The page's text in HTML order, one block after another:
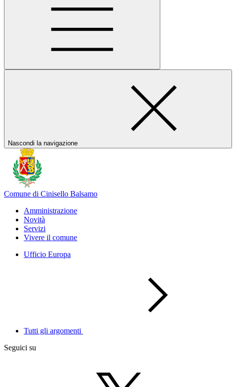
Nascondi la navigazione
Comune di Cinisello Balsamo
Amministrazione
Novità
Servizi
Vivere il comune
Ufficio Europa
Tutti gli argomenti
Seguici su